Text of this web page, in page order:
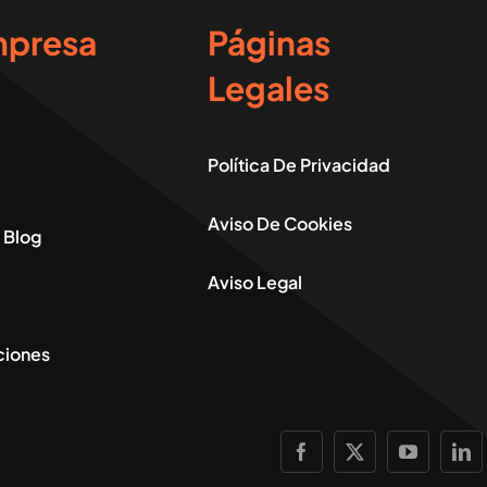
Blog
Páginas
Legales
Política De Privacidad
Aviso De Cookies
Aviso Legal